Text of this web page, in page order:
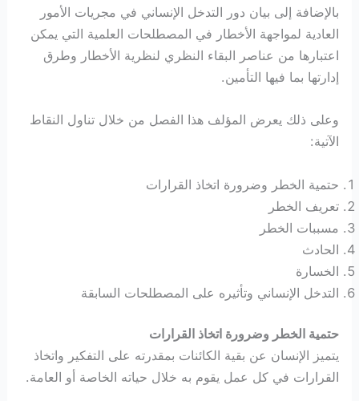
بالإضافة إلى بيان دور التدخل الإنساني في مجريات الأمور
العادية لمواجهة الأخطار في المصطلحات العلمية التي يمكن
اعتبارها من عناصر البقاء النظري لنظرية الأخطار وطرق
إدارتها بما فيها التأمين.
وعلى ذلك يعرض المؤلف هذا الفصل من خلال تناول النقاط
الآتية:
حتمية الخطر وضرورة اتخاذ القرارات
تعريف الخطر
مسببات الخطر
الحادث
الخسارة
التدخل الإنساني وتأثيره على المصطلحات السابقة
حتمية الخطر وضرورة اتخاذ القرارات
يتميز الإنسان عن بقية الكائنات بمقدرته على التفكير واتخاذ
القرارات في كل عمل يقوم به خلال حياته الخاصة أو العامة.